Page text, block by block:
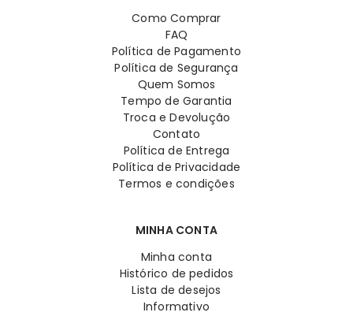
Como Comprar
FAQ
Política de Pagamento
Política de Segurança
Quem Somos
Tempo de Garantia
Troca e Devolução
Contato
Política de Entrega
Política de Privacidade
Termos e condições
MINHA CONTA
Minha conta
Histórico de pedidos
Lista de desejos
Informativo